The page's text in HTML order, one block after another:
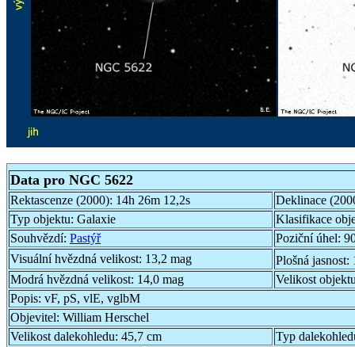
Data pro NGC 5622
Rektascenze (2000): 14h 26m 12,2s
Deklinace
Typ objektu: Galaxie
Klasifikace
Souhvězdí: Pastýř Poziční úhel:
Visuální hvězdná velikost: 13,2 mag Plošná jasnost:
Modrá hvězdná velikost: 14,0 mag
Velikost
Popis: vF, pS, vlE, vglbM
Objevitel: William Herschel
Velikost dalekohledu: 45,7 cm
Typ